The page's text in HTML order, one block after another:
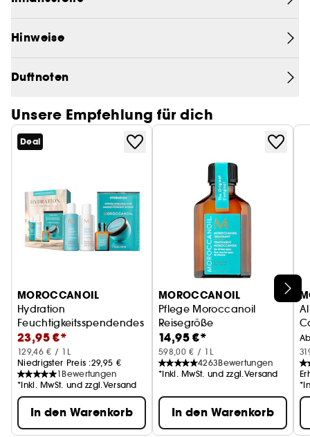
Hinweise
Duftnoten
Unsere Empfehlung für dich
Deal
MOROCCANOIL
Hydration
Feuchtigkeitsspendendes Haarpflege-Set
23,95 €*
129,46 € / 1L
Niedrigster Preis :29,95 €
1 Bewertungen
*Inkl. MwSt. und zzgl.Versand
In den Warenkorb
MOROCCANOIL
Pflege Moroccanoil
Reisegröße
14,95 €*
598,00 € / 1L
4263Bewertungen
*Inkl. MwSt. und zzgl.Versand
In den Warenkorb